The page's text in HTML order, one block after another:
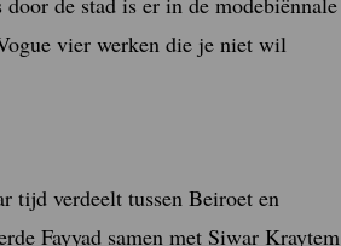
vier werken die je niet wil
tijd verdeelt tussen Beiroet en
Fayyad samen met Siwar Kraytem